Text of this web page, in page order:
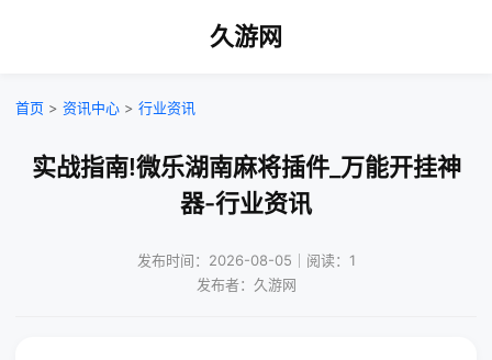
久游网
首页 > 资讯中心 > 行业资讯
实战指南!微乐湖南麻将插件_万能开挂神
器-行业资讯
发布时间：2026-08-05｜阅读：1
发布者：久游网